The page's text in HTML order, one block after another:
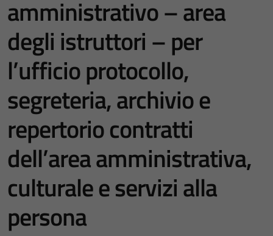
amministrativo – area
degli istruttori – per
l’ufficio protocollo,
segreteria, archivio e
repertorio contratti
dell’area amministrativa,
culturale e servizi alla
persona